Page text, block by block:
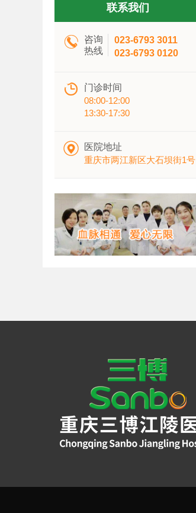
联系我们

咨询
热线
023-6793 3011
023-6793 0120

门诊时间
08:00-12:00
13:30-17:30

医院地址
重庆市两江新区大石坝街1号